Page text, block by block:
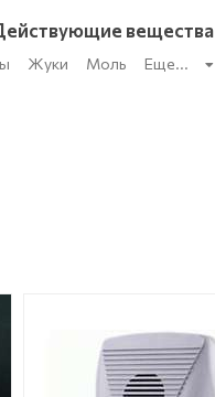
вещества
Жуки Моль Еще...